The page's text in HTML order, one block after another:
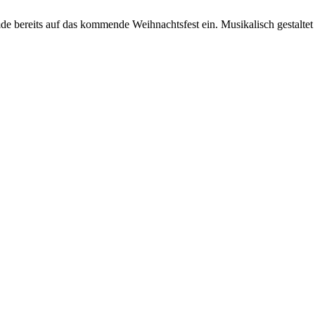
bereits auf das kommende Weihnachtsfest ein. Musikalisch gestaltet